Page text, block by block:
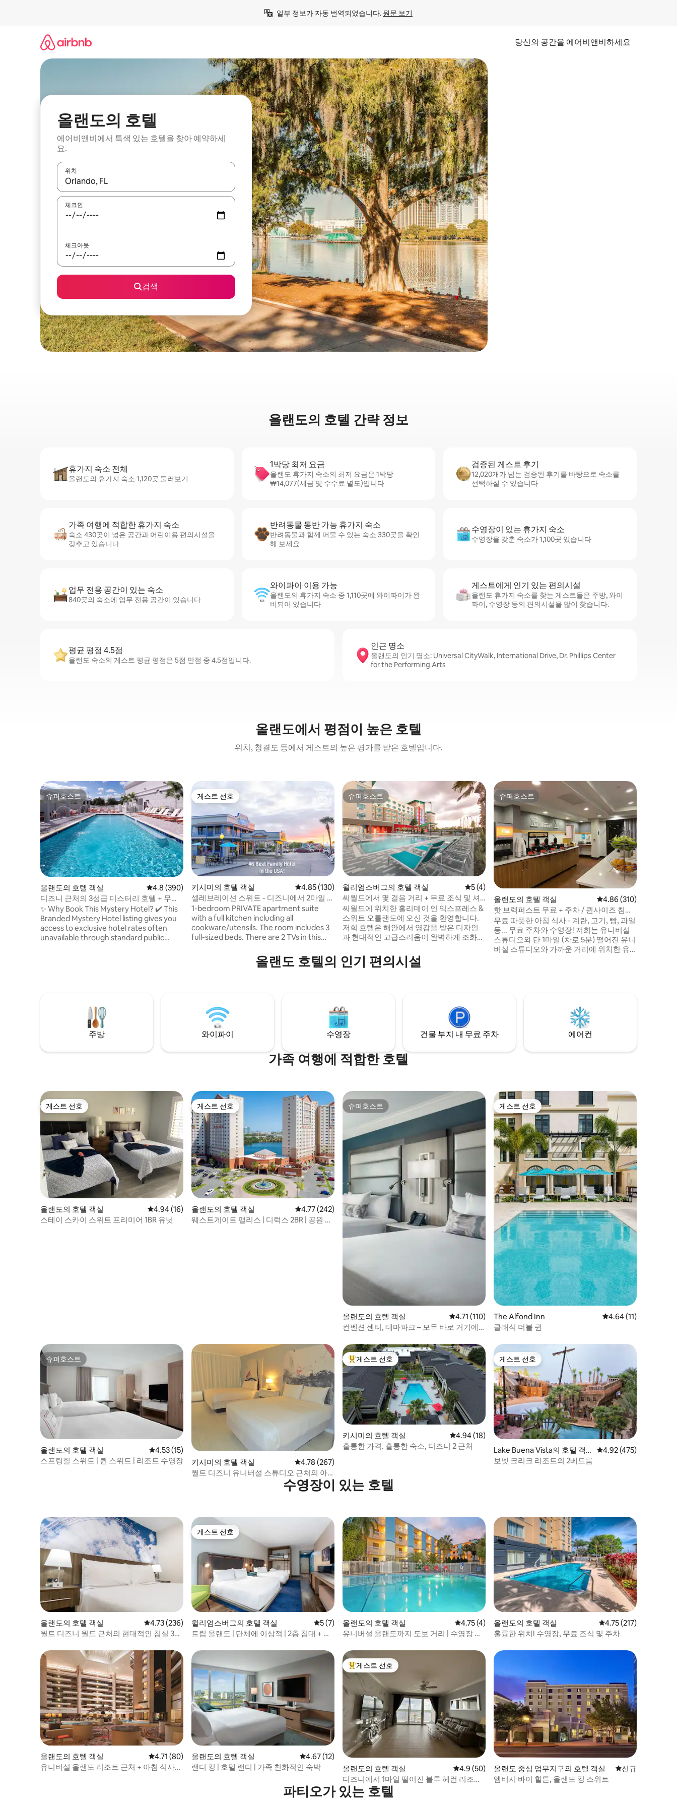
일부 정보가 자동 번역되었습니다. 원문 보기
당신의 공간을 에어비앤비하세요
올랜도의 호텔
에어비앤비에서 특색 있는 호텔을 찾아 예약하세
요.
위치
결과가 나오면 위·아래 화살표 키를 사용하거나 터치 또는 스와이프 동작으로 탐색하세요.
체크인
체크아웃
검색
올랜도의 호텔 간략 정보
휴가지 숙소 전체
올랜도의 휴가지 숙소 1,120곳 둘러보기
1박당 최저 요금
올랜도 휴가지 숙소의 최저 요금은 1박당
₩14,077(세금 및 수수료 별도)입니다
검증된 게스트 후기
12,020개가 넘는 검증된 후기를 바탕으로 숙소를
선택하실 수 있습니다
가족 여행에 적합한 휴가지 숙소
숙소 430곳이 넓은 공간과 어린이용 편의시설을
갖추고 있습니다
반려동물 동반 가능 휴가지 숙소
반려동물과 함께 머물 수 있는 숙소 330곳을 확인
해 보세요
수영장이 있는 휴가지 숙소
수영장을 갖춘 숙소가 1,100곳 있습니다
업무 전용 공간이 있는 숙소
840곳의 숙소에 업무 전용 공간이 있습니다
와이파이 이용 가능
올랜도의 휴가지 숙소 중 1,110곳에 와이파이가 완
비되어 있습니다
게스트에게 인기 있는 편의시설
올랜도 휴가지 숙소를 찾는 게스트들은 주방, 와이
파이, 수영장 등의 편의시설을 많이 찾습니다.
평균 평점 4.5점
올랜도 숙소의 게스트 평균 평점은 5점 만점 중 4.5점입니다.
인근 명소
올랜도의 인기 명소: Universal CityWalk, International Drive, Dr. Phillips Center
for the Performing Arts
올랜도에서 평점이 높은 호텔
위치, 청결도 등에서 게스트의 높은 평가를 받은 호텔입니다.
슈퍼호스트
슈퍼호스트
올랜도의 호텔 객실 평점 4.8점(5점 만점), 후기 390개
4.8 (390)
디즈니 근처의 3성급 미스터리 호텔 + 무료
셔틀
✨ Why Book This Mystery Hotel? ✔️ This
Branded Mystery Hotel listing gives you
access to exclusive hotel rates often
unavailable through standard public
on-site dining. ✔️ Exact hotel details are
revealed after booking, with free
cancellation up to 24 hours before che
게스트 선호
게스트 선호
키시미의 호텔 객실 평점 4.85점(5점 만점), 후기 130개
4.85 (130)
셀레브레이션 스위트 - 디즈니에서 2마일 거
리 - 6인용
1-bedroom PRIVATE apartment suite
with a full kitchen including all
cookware/utensils. The room includes 3
full-sized beds. There are 2 TVs in this
Netflix, Amazon Prime, and Disney +. We
also offer a great fitness center and
Spanish, and Portuguese. The room
capacity is 6 people maximum.
슈퍼호스트
슈퍼호스트
윌리엄스버그의 호텔 객실 평점 5점(5점 만점), 후기 4개
5 (4)
씨월드에서 몇 걸음 거리 + 무료 조식 및 셔
틀
씨월드에 위치한 홀리데이 인 익스프레스 &
스위트 오를랜도에 오신 것을 환영합니다.
저희 호텔은 해안에서 영감을 받은 디자인
과 현대적인 고급스러움이 완벽하게 조화를
월트 디즈니 월드, 유니버설 스튜디오 등 올
랜도의 주요 관광지에서 단 몇 분 거리에 있
크노짐 피트니스 센터 등 모든 필수품을 갖
추고 있습니다.
슈퍼호스트
슈퍼호스트
올랜도의 호텔 객실 평점 4.86점(5점 만점),
4.86 (310)
핫 브렉퍼스트 무료 + 주차 / 퀸사이즈 침대
2개 호텔
무료 따뜻한 아침 식사 - 계란, 고기, 빵, 과일
등... 무료 주차와 수영장! 저희는 유니버설
스튜디오와 단 1마일 (차로 5분) 떨어진 유니
버설 스튜디오와 가까운 거리에 위치한 유
실 수 있습니다. 피트니스 센터에서 운동을
하거나 편안한 수영장과 선데크에서 더위를
올랜도 호텔의 인기 편의시설
주방 와이파이 수영장 건물 부지 내 무료 주차 에어컨
가족 여행에 적합한 호텔
게스트 선호
게스트 선호
올랜도의 호텔 객실 평점 4.94점(5점 만점), 후기 16개
4.94 (16)
스테이 스카이 스위트 프리미어 1BR 유닛
게스트 선호
게스트 선호
올랜도의 호텔 객실 평점 4.77점(5점 만점), 후기 242개
4.77 (242)
웨스트게이트 팰리스 | 디럭스 2BR | 공원 접
슈퍼호스트
슈퍼호스트
올랜도의 호텔 객실 평점 4.71점(5점 만점), 후기 110개
4.71 (110)
컨벤션 센터, 테마파크 – 모두 바로 거기에
게스트 선호
게스트 선호
The Alfond Inn 평점 4.64점(5점 만점
4.64 (11)
클래식 더블 퀸
슈퍼호스트
슈퍼호스트
올랜도의 호텔 객실 평점 4.53점(5점 만점), 후기 15개
4.53 (15)
스프링힐 스위트 | 퀸 스위트 | 리조트 수영장
키시미의 호텔 객실 평점 4.78점(5점 만점), 후기 267개
4.78 (267)
월트 디즈니 유니버설 스튜디오 근처의 아
상위 게스트 선호
게스트 선호
키시미의 호텔 객실 평점 4.94점(5점 만점), 후기 18개
4.94 (18)
훌륭한 가격. 훌륭한 숙소, 디즈니 2 근처
게스트 선호
게스트 선호
Lake Buena Vista의 호텔 객
실
평점 4.92점(5점 만점),
4.92 (475)
보넷 크리크 리조트의 2베드룸
수영장이 있는 호텔
올랜도의 호텔 객실 평점 4.73점(5점 만점), 후기 236개
4.73 (236)
월트 디즈니 월드 근처의 현대적인 침실 3개
게스트 선호
게스트 선호
윌리엄스버그의 호텔 객실 평점 5점(5점 만점), 후기 7개
5 (7)
트립 올랜도 | 단체에 이상적 | 2층 침대 + 퀸
올랜도의 호텔 객실 평점 4.75점(5점 만점), 후기 4개
4.75 (4)
유니버설 올랜도까지 도보 거리 | 수영장 및
올랜도의 호텔 객실 평점 4.75점(5점 만점),
4.75 (217)
훌륭한 위치! 수영장, 무료 조식 및 주차
올랜도의 호텔 객실 평점 4.71점(5점 만점), 후기 80개
4.71 (80)
유니버설 올랜도 리조트 근처 + 아침 식사
올랜도의 호텔 객실 평점 4.67점(5점 만점), 후기 12개
4.67 (12)
랜디 킹 | 호텔 랜디 | 가족 친화적인 숙박
상위 게스트 선호
게스트 선호
올랜도의 호텔 객실 평점 4.9점(5점 만점), 후기 50개
4.9 (50)
디즈니에서 1마일 떨어진 블루 헤런 리조트
놀라운 전망
올랜도 중심 업무지구의 호텔 객실 신규 숙소
신규
엠버시 바이 힐튼, 올랜도 킹 스위트
파티오가 있는 호텔